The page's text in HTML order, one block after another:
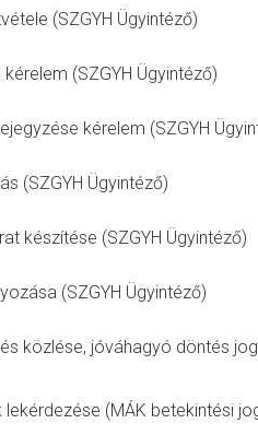
(SZGYH Ügyintéző)
(SZGYH Ügyintéző)
kérelem (SZGYH
(SZGYH Ügyintéző)
készítése (SZGYH Ügyintéző)
(SZGYH Ügyintéző)
közlése, jóváhagyó döntés
lekérdezése (MÁK betekintési